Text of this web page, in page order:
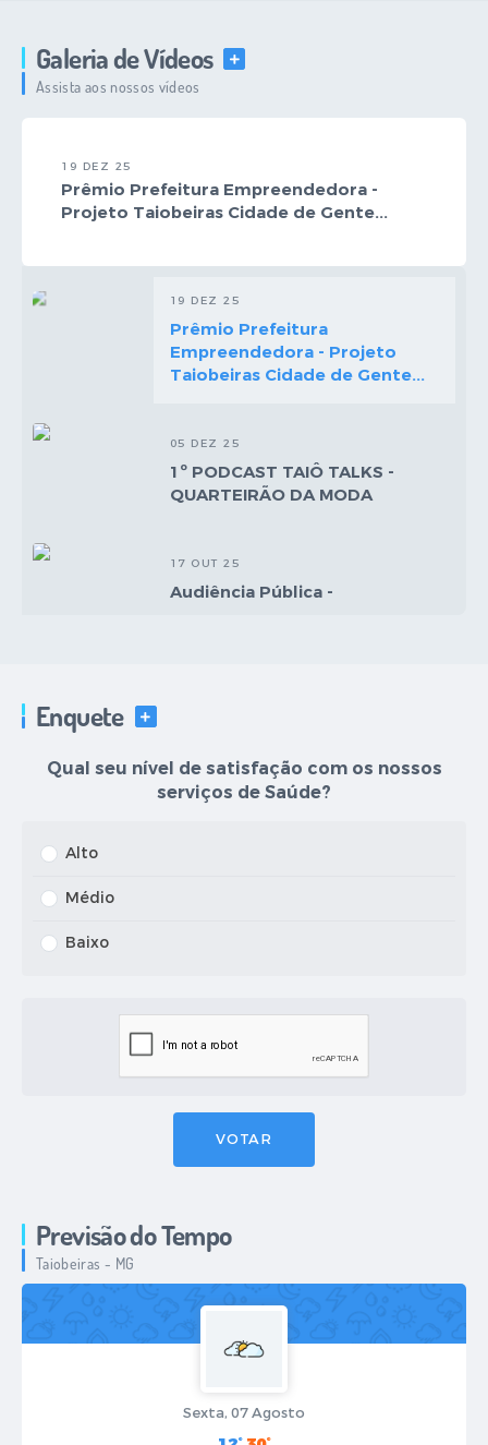
Galeria de Vídeos
Assista aos nossos vídeos
19 DEZ 25
Prêmio Prefeitura Empreendedora -
Projeto Taiobeiras Cidade de Gente...
19 DEZ 25
Prêmio Prefeitura
Empreendedora - Projeto
Taiobeiras Cidade de Gente...
05 DEZ 25
1º PODCAST TAIÔ TALKS -
QUARTEIRÃO DA MODA
17 OUT 25
Audiência Pública -
Enquete
Qual seu nível de satisfação com os nossos
serviços de Saúde?
Alto
Médio
Baixo
VOTAR
Previsão do Tempo
Taiobeiras - MG
Sexta, 07 Agosto